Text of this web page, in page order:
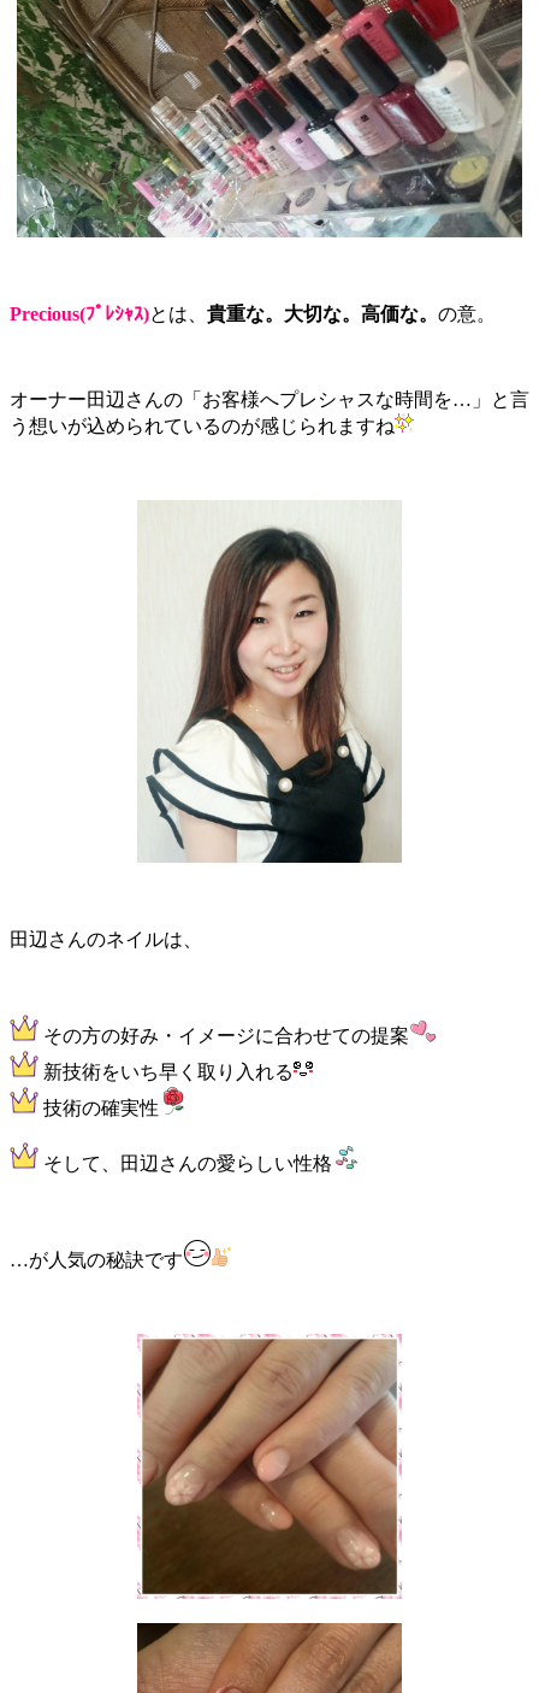
Precious(ﾌﾟﾚｼｬｽ)とは、 貴重な。大切な。高価な。 の意。
オーナー田辺さんの「お客様へプレシャスな時間を…」と言
う想いが込められているのが感じられますね
田辺さんのネイルは、
その方の好み・イメージに合わせての提案
新技術をいち早く取り入れる
技術の確実性
そして、田辺さんの愛らしい性格
…が人気の秘訣です